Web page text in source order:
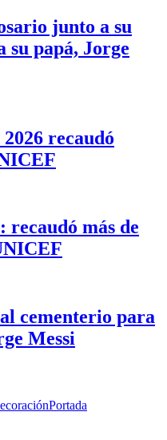
junto a su
su papá, Jorge
recaudó
recaudó más de
cementerio para
Messi
Portada